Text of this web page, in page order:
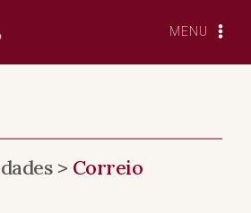
MENU
> Correio